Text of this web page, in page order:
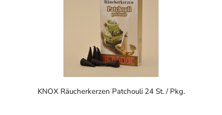
KNOX Räucherkerzen Patchouli 24 St. / Pkg.